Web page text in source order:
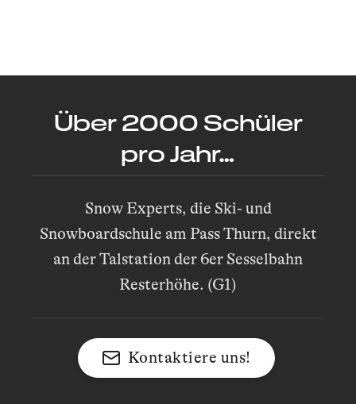
Über 2000 Schüler
pro Jahr…
Snow Experts, die Ski- und
Snowboardschule am Pass Thurn, direkt
an der Talstation der 6er Sesselbahn
Resterhöhe. (G1)
Kontaktiere uns!